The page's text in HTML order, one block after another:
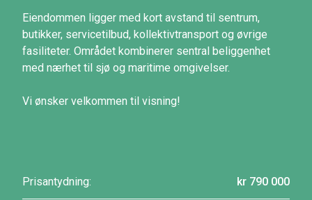
Eiendommen ligger med kort avstand til sentrum,
butikker, servicetilbud, kollektivtransport og øvrige
fasiliteter. Området kombinerer sentral beliggenhet
med nærhet til sjø og maritime omgivelser.
Vi ønsker velkommen til visning!
Prisantydning: kr 790 000